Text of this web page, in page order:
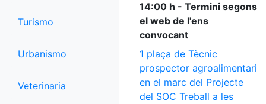
Turismo
Urbanismo
Veterinaria
14:00 h - Termini segons
el web de l'ens
convocant
1 plaça de Tècnic
prospector agroalimentari
en el marc del Projecte
del SOC Treball a les